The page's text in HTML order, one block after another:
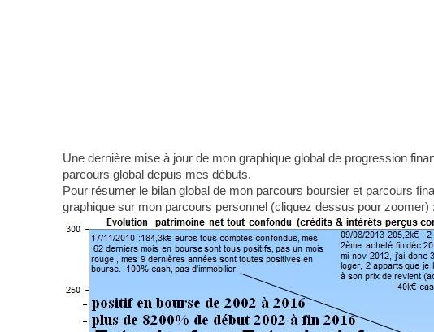
Une dernière mise à jour de mon graphique global de progression
parcours global depuis mes débuts.
Pour résumer le bilan global de mon parcours boursier et parcours
graphique sur mon parcours personnel (cliquez dessus pour zoomer) :